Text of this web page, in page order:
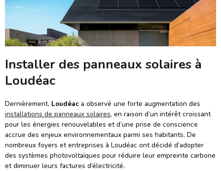
Installer des panneaux solaires à
Loudéac
Dernièrement, Loudéac a observé une forte augmentation des
installations de panneaux solaires, en raison d’un intérêt croissant
pour les énergies renouvelables et d’une prise de conscience
accrue des enjeux environnementaux parmi ses habitants. De
nombreux foyers et entreprises à Loudéac ont décidé d’adopter
des systèmes photovoltaïques pour réduire leur empreinte carbone
et diminuer leurs factures d’électricité.